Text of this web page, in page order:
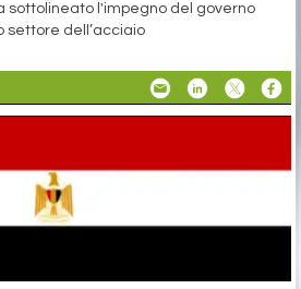
sottolineato l'impegno del governo
settore dell’acciaio